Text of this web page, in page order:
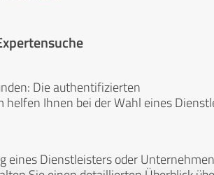
Die authentifizierten
Ihnen bei der Wahl eines
eines Dienstleisters oder